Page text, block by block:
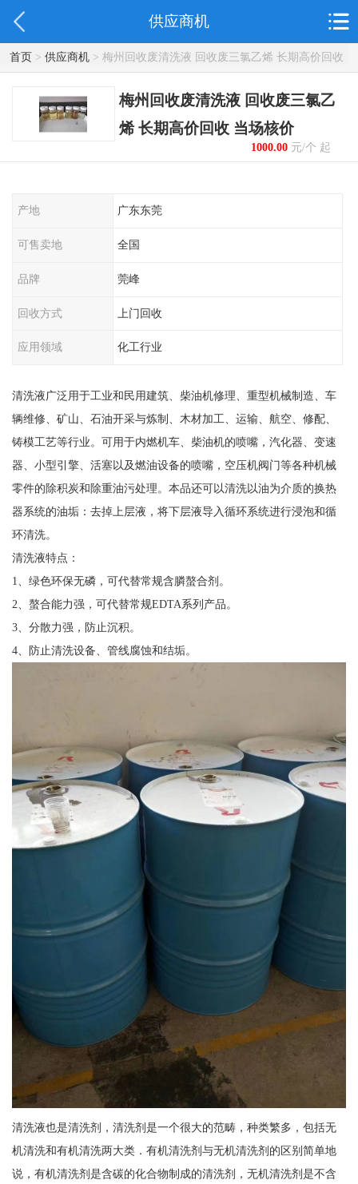
供应商机
首页> 供应商机> 梅州回收废清洗液 回收废三氯乙烯 长期高价回收
当场核价
梅州回收废清洗液 回收废三氯乙
烯 长期高价回收 当场核价
1000.00元/个 起
产地 广东东莞
可售卖地 全国
品牌 莞峰
回收方式 上门回收
应用领域 化工行业
清洗液广泛用于工业和民用建筑、柴油机修理、重型机械制造、车
辆维修、矿山、石油开采与炼制、木材加工、运输、航空、修配、
铸模工艺等行业。可用于内燃机车、柴油机的喷嘴，汽化器、变速
器、小型引擎、活塞以及燃油设备的喷嘴，空压机阀门等各种机械
零件的除积炭和除重油污处理。本品还可以清洗以油为介质的换热
器系统的油垢：去掉上层液，将下层液导入循环系统进行浸泡和循
环清洗。
清洗液特点：
1、绿色环保无磷，可代替常规含膦螯合剂。
2、螯合能力强，可代替常规EDTA系列产品。
3、分散力强，防止沉积。
4、防止清洗设备、管线腐蚀和结垢。
清洗液也是清洗剂，清洗剂是一个很大的范畴，种类繁多，包括无
机清洗和有机清洗两大类．有机清洗剂与无机清洗剂的区别简单地
说，有机清洗剂是含碳的化合物制成的清洗剂，无机清洗剂是不含